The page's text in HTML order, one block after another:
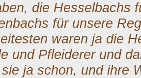
die Hesselbachs
für unsere
waren ja die
und Pfleiderer und
ja schon, und ihre